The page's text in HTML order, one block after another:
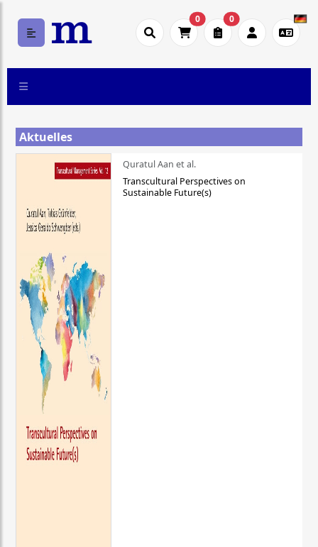
0 0
Aktuelles
Quratul Aan et al.
Transcultural Perspectives on
Sustainable Future(s)